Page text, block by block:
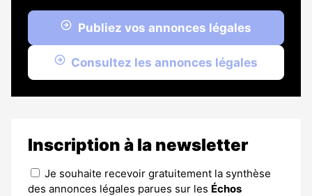
Publiez vos annonces légales
Consultez les annonces légales
Inscription à la newsletter
Je souhaite recevoir gratuitement la synthèse
des annonces légales parues sur les Échos